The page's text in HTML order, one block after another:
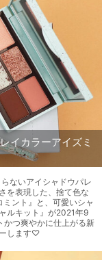
イカラーアイズミ
ないアイシャドウパレ
を表現した、捨て色な
ント』と、可愛いシャ
ルキット』が2021年9
かつ爽やかに仕上がる新
します♡